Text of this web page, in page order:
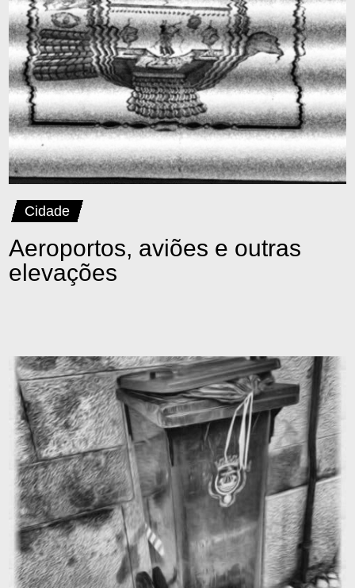
Aeroportos, aviões e outras
elevações
Cidade